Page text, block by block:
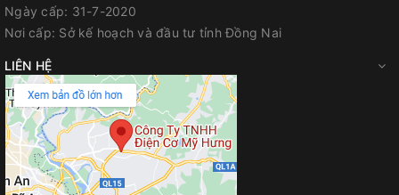
Kích Cỡ Trục
Đại Lý Phân Phối Makita, Bosch Chính Hãng Tại Biên Hòa -
Đồng Nai
Công Ty TNHH Điện Cơ Mỹ Hưng
Địa chỉ: 700 Quốc lộ 1A, Tân Biên, Biên Hòa, Đồng Nai
Ngày cấp: 31-7-2020
Nơi cấp: Sở kế hoạch và đầu tư tỉnh Đồng Nai
LIÊN HỆ